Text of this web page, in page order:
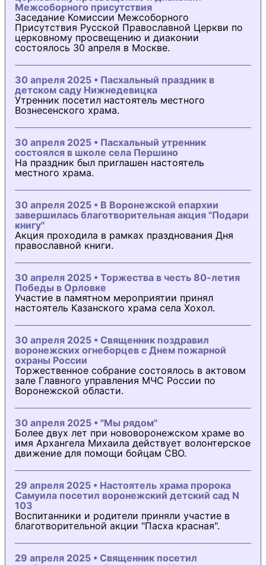
Межсоборного присутствия
Заседание Комиссии Межсоборного
Присутствия Русской Православной Церкви по
церковному просвещению и диаконии
состоялось 30 апреля в Москве.
30 апреля 2025 • Пасхальный праздник в
детском саду Нижнедевицка
Утренник посетил настоятель местного
Вознесенского храма.
30 апреля 2025 • Пасхальный утренник
состоялся в школе села Першино
На праздник был приглашен настоятель
местного храма.
30 апреля 2025 • В Воронежской епархии
завершилась благотворительная акция "Подари
книгу"
Акция проходила в рамках празднования Дня
православной книги.
30 апреля 2025 • Торжества в честь 80-летия
Победы в Орловке
Участие в памятном мероприятии принял
настоятель Казанского храма села Хохол.
30 апреля 2025 • Священник поздравил
воронежских огнеборцев с Днем пожарной
охраны России
Торжественное собрание состоялось в актовом
зале Главного управления МЧС России по
Воронежской области.
30 апреля 2025 • "Мы рядом"
Более двух лет при нововоронежском храме во
имя Архангела Михаила действует волонтерское
движение для помощи бойцам СВО.
29 апреля 2025 • Настоятель храма пророка
Самуила посетил воронежский детский сад N
103
Воспитанники и родители приняли участие в
благотворительной акции "Пасха красная".
29 апреля 2025 • Священник посетил